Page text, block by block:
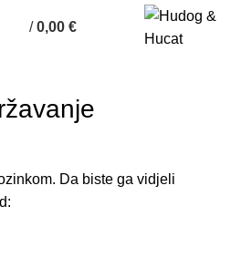
/ 0,00 €
Da biste ga vidjeli